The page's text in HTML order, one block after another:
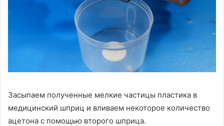
Засыпаем полученные мелкие частицы пластика в
медицинский шприц и вливаем некоторое количество
ацетона с помощью второго шприца.